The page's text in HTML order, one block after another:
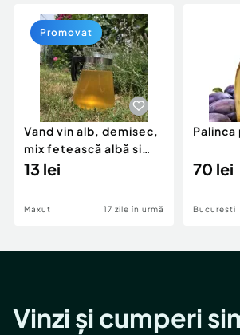
Servicii
Animale de companie
Afaceri și echipamente
Inchiriere Bunuri si Vehicule
Utilaje agricole si industriale
Piese auto si accesorii
Dacia Duster
Vand vin alb, demisec,
mix fetească albă si
fetească regală
13 lei
Maxut 17 zile în urmă
Promovat
Palinca
70 lei
Bucuresti
Vinzi și cumperi